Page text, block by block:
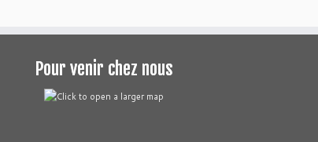
Pour venir chez nous